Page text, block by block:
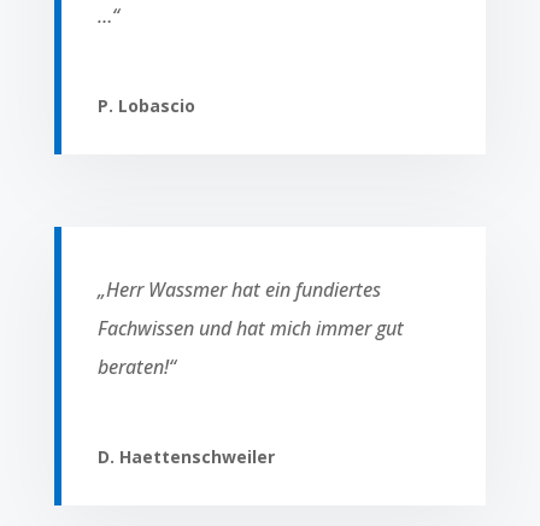
…“
P. Lobascio
„Herr Wassmer hat ein fundiertes
Fachwissen und hat mich immer gut
beraten!“
D. Haettenschweiler